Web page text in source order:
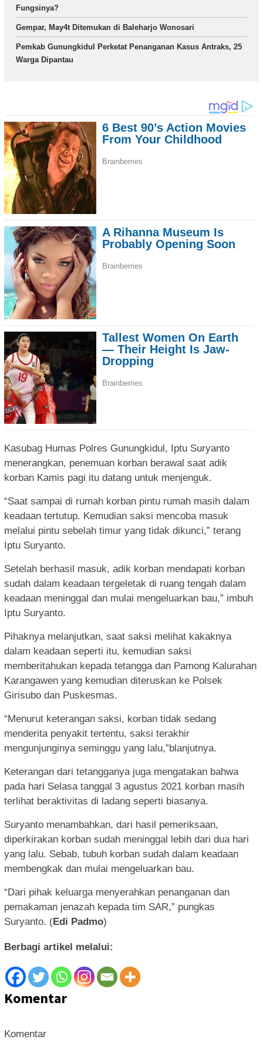
Fungsinya?
Gempar, May4t Ditemukan di Baleharjo Wonosari
Pemkab Gunungkidul Perketat Penanganan Kasus Antraks, 25
Warga Dipantau
Kasubag Humas Polres Gunungkidul, Iptu Suryanto
menerangkan, penemuan korban berawal saat adik
korban Kamis pagi itu datang untuk menjenguk.
“Saat sampai di rumah korban pintu rumah masih dalam
keadaan tertutup. Kemudian saksi mencoba masuk
melalui pintu sebelah timur yang tidak dikunci,” terang
Iptu Suryanto.
Setelah berhasil masuk, adik korban mendapati korban
sudah dalam keadaan tergeletak di ruang tengah dalam
keadaan meninggal dan mulai mengeluarkan bau,” imbuh
Iptu Suryanto.
Pihaknya melanjutkan, saat saksi melihat kakaknya
dalam keadaan seperti itu, kemudian saksi
memberitahukan kepada tetangga dan Pamong Kalurahan
Karangawen yang kemudian diteruskan ke Polsek
Girisubo dan Puskesmas.
“Menurut keterangan saksi, korban tidak sedang
menderita penyakit tertentu, saksi terakhir
mengunjunginya seminggu yang lalu,”blanjutnya.
Keterangan dari tetangganya juga mengatakan bahwa
pada hari Selasa tanggal 3 agustus 2021 korban masih
terlihat beraktivitas di ladang seperti biasanya.
Suryanto menambahkan, dari hasil pemeriksaan,
diperkirakan korban sudah meninggal lebih dari dua hari
yang lalu. Sebab, tubuh korban sudah dalam keadaan
membengkak dan mulai mengeluarkan bau.
“Dari pihak keluarga menyerahkan penanganan dan
pemakaman jenazah kepada tim SAR,” pungkas
Suryanto. (Edi Padmo)
Berbagi artikel melalui:
Komentar
Komentar